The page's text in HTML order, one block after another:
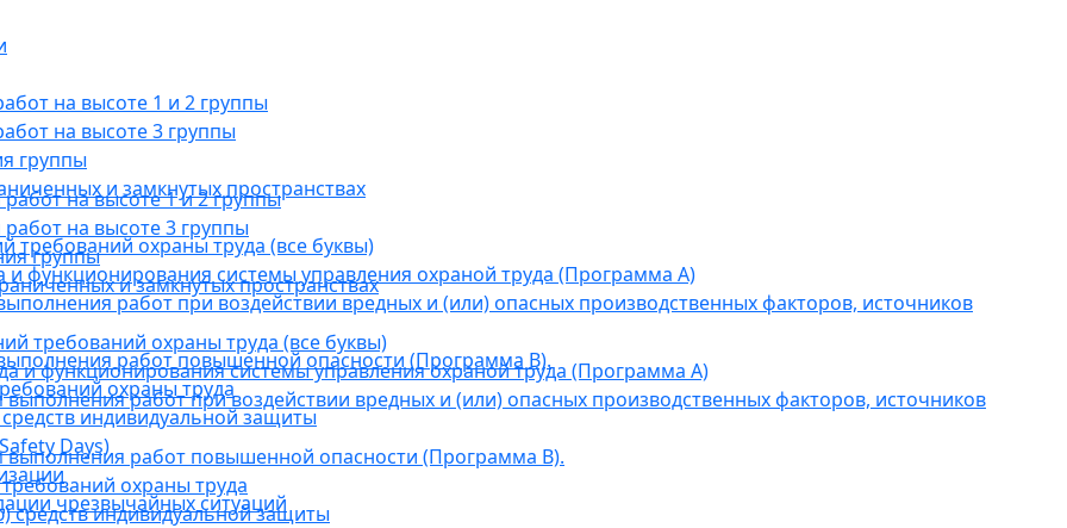
на высоте 1 и 2 группы
на высоте 3 группы
группы
и замкнутых пространствах
требований охраны труда (все буквы)
функционирования системы управления охраной труда (Программа А)
работ при воздействии вредных и (или) опасных производственных факторов, источников
работ повышенной опасности (Программа В).
охраны труда
индивидуальной защиты
Days)
чрезвычайных ситуаций
на высоте 1 и 2 группы
на высоте 3 группы
группы
и замкнутых пространствах
требований охраны труда (все буквы)
и функционирования системы управления охраной труда (Программа А)
работ при воздействии вредных и (или) опасных производственных факторов, источников
работ повышенной опасности (Программа В).
охраны труда
индивидуальной защиты